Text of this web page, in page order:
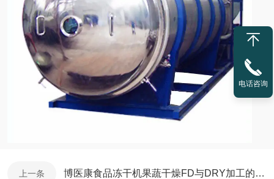
上一条 博医康食品冻干机果蔬干燥FD与DRY加工的区别
电话咨询